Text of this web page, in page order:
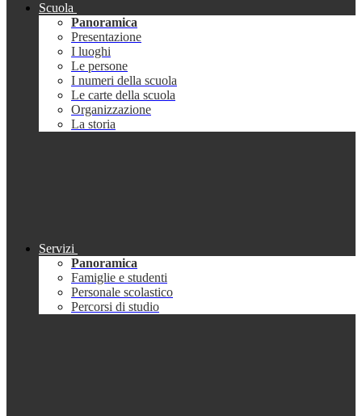
Scuola
Panoramica
Presentazione
I luoghi
Le persone
I numeri della scuola
Le carte della scuola
Organizzazione
La storia
Servizi
Panoramica
Famiglie e studenti
Personale scolastico
Percorsi di studio